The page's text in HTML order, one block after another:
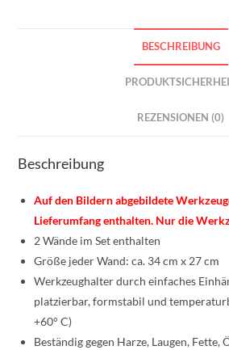
BESCHREIBUNG
REZENSIONEN (0)
Beschreibung
Auf den Bildern abgebildete
Lieferumfang enthalten. Nur die
2 Wände im Set enthalten
Größe jeder Wand: ca. 34 cm x 27 cm
Werkzeughalter durch einfaches
platzierbar, formstabil und
+60° C)
Beständig gegen Harze, Laugen, Fette,